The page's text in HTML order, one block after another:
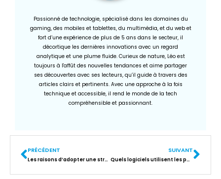
Passionné de technologie, spécialisé dans les domaines du
gaming, des mobiles et tablettes, du multimédia, et du web et
fort d’une expérience de plus de 5 ans dans le secteur, il
décortique les dernières innovations avec un regard
analytique et une plume fluide. Curieux de nature, Léo est
toujours à l'affût des nouvelles tendances et aime partager
ses découvertes avec ses lecteurs, qu’il guide à travers des
articles clairs et pertinents. Avec une approche à la fois
technique et accessible, il rend le monde de la tech
compréhensible et passionnant.
PRÉCÉDENT
Les raisons d’adopter une stratégie SEO au sein de votre entreprise
SUIVANT
Quels logiciels utilisent les paysagistes ?